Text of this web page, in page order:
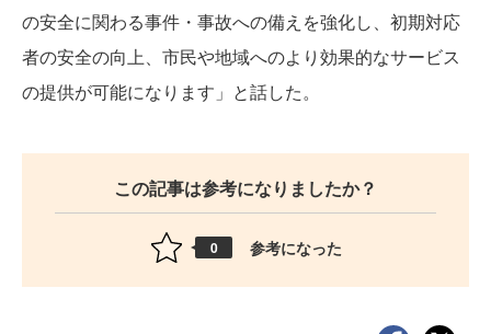
の安全に関わる事件・事故への備えを強化し、初期対応
者の安全の向上、市民や地域へのより効果的なサービス
の提供が可能になります」と話した。
この記事は参考になりましたか？
0 参考になった